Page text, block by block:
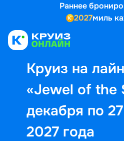
Раннее
2027миль
Круиз на
«Jewel of the
декабря по
2027 года
Выбор